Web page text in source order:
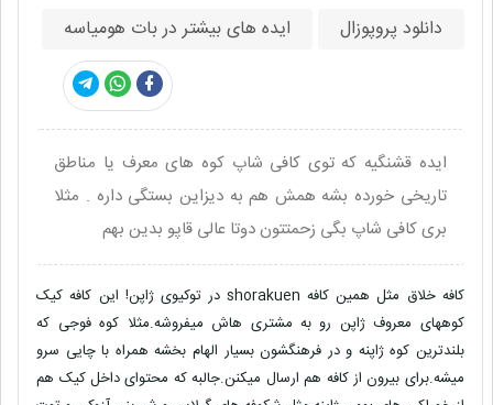
دانلود پروپوزال ایده های بیشتر در بات هومیاسه
ایده قشنگیه که توی کافی شاپ کوه های معرف یا مناطق
تاریخی خورده بشه همش هم به دیزاین بستگی داره . مثلا
بری کافی شاپ بگی زحمتتون دوتا عالی قاپو بدین بهم
کافه خلاق مثل همین کافه shorakuen در توکیوی ژاپن! این کافه کیک
کوههای معروف ژاپن رو به مشتری هاش میفروشه.مثلا کوه فوجی که
بلندترین کوه ژاپنه و در فرهنگشون بسیار الهام بخشه همراه با چایی سرو
میشه.برای بیرون از کافه هم ارسال میکنن.جالبه که محتوای داخل کیک هم